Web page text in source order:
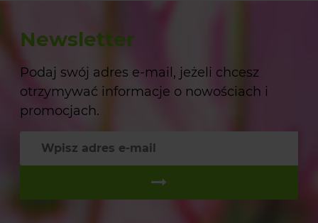
Newsletter
Podaj swój adres e-mail, jeżeli chcesz
otrzymywać informacje o nowościach i
promocjach.